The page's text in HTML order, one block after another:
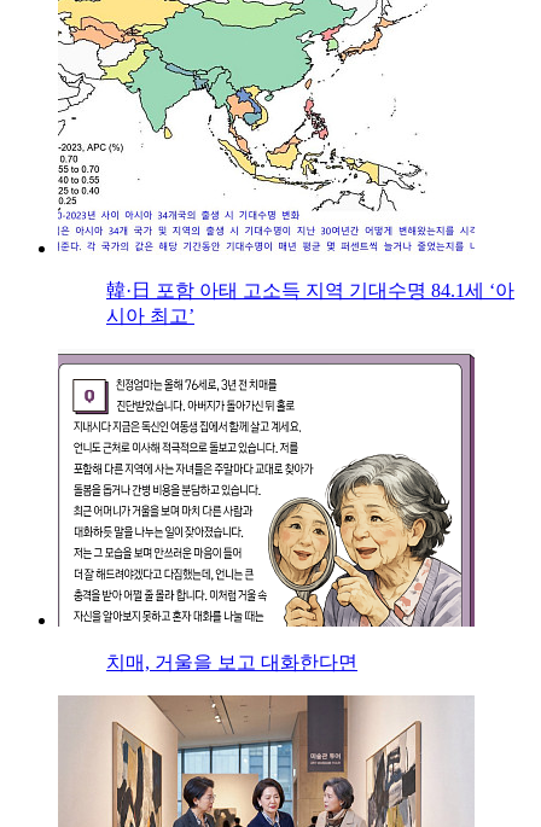
韓·日 포함 아태 고소득 지역 기대수명 84.1세 ‘아
시아 최고’
치매, 거울을 보고 대화한다면